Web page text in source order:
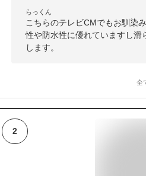
らっくん
こちらのテレビCMでもお馴染
性や防水性に優れていますし
します。
全
2